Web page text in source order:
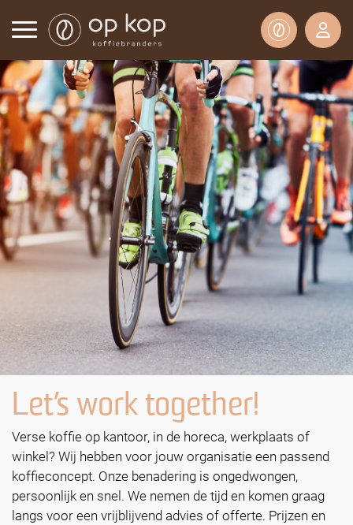
Let’s work together!
Verse koffie op kantoor, in de horeca, werkplaats of
winkel? Wij hebben voor jouw organisatie een passend
koffieconcept. Onze benadering is ongedwongen,
persoonlijk en snel. We nemen de tijd en komen graag
langs voor een vrijblijvend advies of offerte. Prijzen en